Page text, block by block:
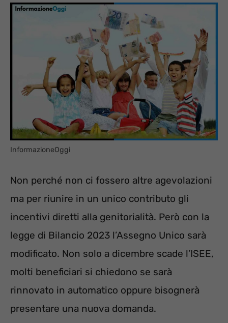
InformazioneOggi
Non perché non ci fossero altre agevolazioni
ma per riunire in un unico contributo gli
incentivi diretti alla genitorialità. Però con la
legge di Bilancio 2023 l’Assegno Unico sarà
modificato. Non solo a dicembre scade l’ISEE,
molti beneficiari si chiedono se sarà
rinnovato in automatico oppure bisognerà
presentare una nuova domanda.